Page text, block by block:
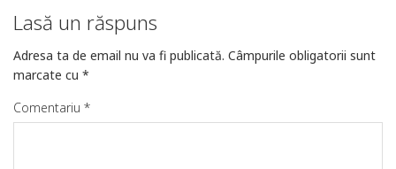
Lasă un răspuns
Adresa ta de email nu va fi publicată. Câmpurile obligatorii sunt
marcate cu *
Comentariu *